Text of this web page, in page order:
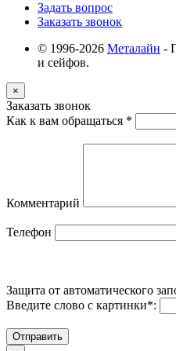
Задать вопрос
Заказать звонок
© 1996-2026 Металайн -
и сейфов.
×
Заказать звонок
Как к вам обращаться *
Комментарий
Телефон
Защита от автоматического
Введите слово с картинки*:
Отправить